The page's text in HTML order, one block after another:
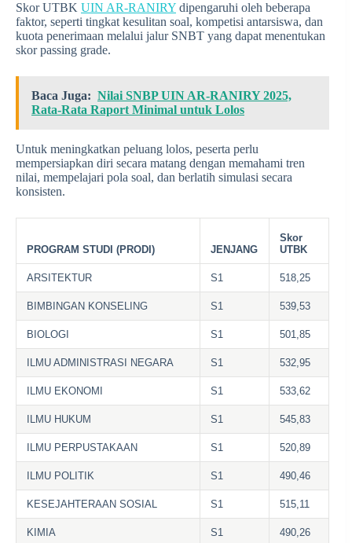
Skor UTBK UIN AR-RANIRY dipengaruhi oleh beberapa
faktor, seperti tingkat kesulitan soal, kompetisi antarsiswa, dan
kuota penerimaan melalui jalur SNBT yang dapat menentukan
skor passing grade.
Baca Juga: Nilai SNBP UIN AR-RANIRY 2025,
Rata-Rata Raport Minimal untuk Lolos
Untuk meningkatkan peluang lolos, peserta perlu
mempersiapkan diri secara matang dengan memahami tren
nilai, mempelajari pola soal, dan berlatih simulasi secara
konsisten.
PROGRAM STUDI (PRODI) JENJANG
Skor
UTBK
ARSITEKTUR S1 518,25
BIMBINGAN KONSELING S1 539,53
BIOLOGI S1 501,85
ILMU ADMINISTRASI NEGARA S1 532,95
ILMU EKONOMI S1 533,62
ILMU HUKUM S1 545,83
ILMU PERPUSTAKAAN S1 520,89
ILMU POLITIK S1 490,46
KESEJAHTERAAN SOSIAL S1 515,11
KIMIA S1 490,26